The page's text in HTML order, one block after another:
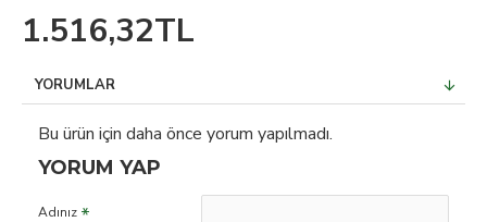
1.516,32TL
YORUMLAR
Bu ürün için daha önce yorum yapılmadı.
YORUM YAP
Adınız